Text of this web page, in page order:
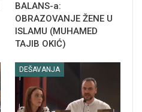
BALANS-a:
OBRAZOVANJE ŽENE U
ISLAMU (MUHAMED
TAJIB OKIĆ)
DEŠAVANJA